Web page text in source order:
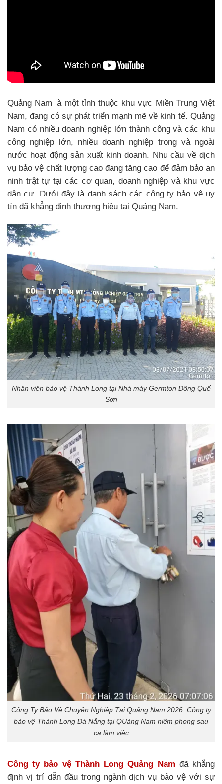
Quảng Nam là một tỉnh thuộc khu vực Miền Trung Việt
Nam, đang có sự phát triển mạnh mẽ về kinh tế. Quảng
Nam có nhiều doanh nghiệp lớn thành công và các khu
công nghiệp lớn, nhiều doanh nghiệp trong và ngoài
nước hoạt động sản xuất kinh doanh. Nhu cầu về dịch
vụ bảo vệ chất lượng cao đang tăng cao để đảm bảo an
ninh trật tự tại các cơ quan, doanh nghiệp và khu vực
dân cư. Dưới đây là danh sách các công ty bảo vệ uy
tín đã khẳng định thương hiệu tại Quảng Nam.
Nhân viên bảo vệ Thành Long tại Nhà máy Germton Đông Quế
Sơn
Công Ty Bảo Vệ Chuyên Nghiệp Tại Quảng Nam 2026. Công ty
bảo vệ Thành Long Đà Nẵng tại QUảng Nam niêm phong sau
ca làm việc
Công ty bảo vệ Thành Long Quảng Nam đã khẳng
định vị trí dẫn đầu trong ngành dịch vụ bảo vệ với sự